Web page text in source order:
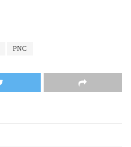
PNC